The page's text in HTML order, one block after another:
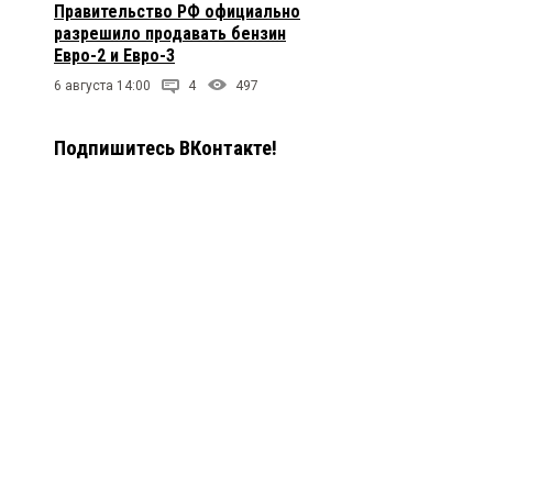
Правительство РФ официально
разрешило продавать бензин
Евро-2 и Евро-3
6 августа 14:00 4 497
Подпишитесь ВКонтакте!